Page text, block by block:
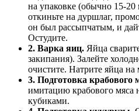
на упаковке (обычно 15-
откиньте на дуршлаг,
он был рассыпчатым, и
Остудите.
2. Варка яиц. Яйца
закипания). Залейте
очистите. Натрите яйца на
3. Подготовка крабового
имитацию крабового мяса
кубиками.